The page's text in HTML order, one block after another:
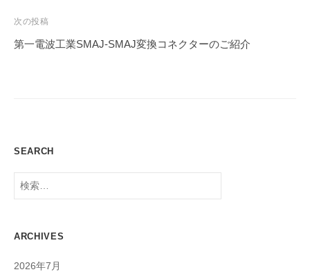
ビ
ゲ
次の投稿
第一電波工業SMAJ-SMAJ変換コネクターのご紹介
SEARCH
検
索:
ARCHIVES
2026年7月